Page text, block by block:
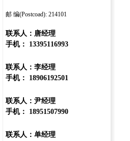
邮 编(Postcoad): 214101
联系人：唐经理
手机： 13395116993
联系人：李经理
手机： 18906192501
联系人：尹经理
手机： 18951507990
联系人：单经理